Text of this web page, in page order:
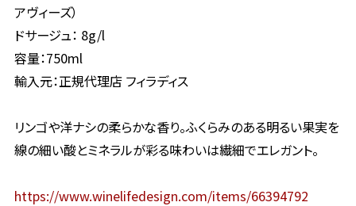
アヴィーズ）
ドサージュ： 8g/l
容量：750ml
輸入元：正規代理店 フィラディス
リンゴや洋ナシの柔らかな香り。ふくらみのある明るい果実を
線の細い酸とミネラルが彩る味わいは繊細でエレガント。
https://www.winelifedesign.com/items/66394792